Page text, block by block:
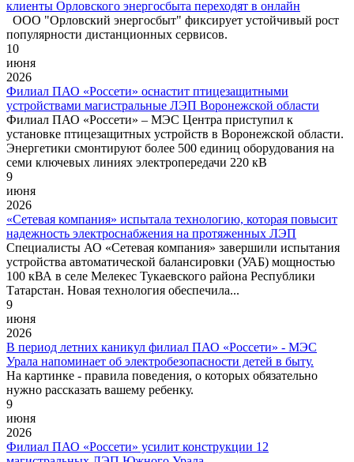
клиенты Орловского энергосбыта переходят в онлайн
ООО "Орловский энергосбыт" фиксирует устойчивый рост
популярности дистанционных сервисов.
10
июня
2026
Филиал ПАО «Россети» оснастит птицезащитными
устройствами магистральные ЛЭП Воронежской области
Филиал ПАО «Россети» – МЭС Центра приступил к
установке птицезащитных устройств в Воронежской области.
Энергетики смонтируют более 500 единиц оборудования на
семи ключевых линиях электропередачи 220 кВ
9
июня
2026
«Сетевая компания» испытала технологию, которая повысит
надежность электроснабжения на протяженных ЛЭП
Специалисты АО «Сетевая компания» завершили испытания
устройства автоматической балансировки (УАБ) мощностью
100 кВА в селе Мелекес Тукаевского района Республики
Татарстан. Новая технология обеспечила...
9
июня
2026
В период летних каникул филиал ПАО «Россети» - МЭС
Урала напоминает об электробезопасности детей в быту.
На картинке - правила поведения, о которых обязательно
нужно рассказать вашему ребенку.
9
июня
2026
Филиал ПАО «Россети» усилит конструкции 12